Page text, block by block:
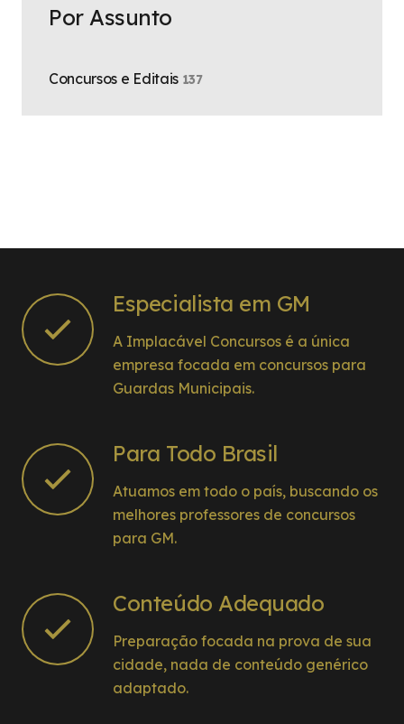
Por Assunto
Concursos e Editais 137
Especialista em GM
A Implacável Concursos é a única
empresa focada em concursos para
Guardas Municipais.
Para Todo Brasil
Atuamos em todo o país, buscando os
melhores professores de concursos
para GM.
Conteúdo Adequado
Preparação focada na prova de sua
cidade, nada de conteúdo genérico
adaptado.